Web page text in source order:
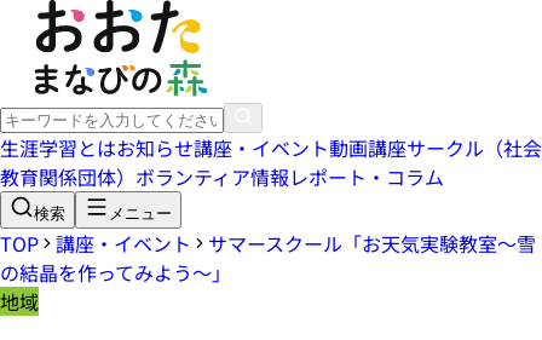
生涯学習とはお知らせ講座・イベント動画講座サークル（社会
教育関係団体） ボランティア情報レポート・コラム
検索 メニュー
TOP 講座・イベント
サマースクール「お天気実験教室～雪
の結晶を作ってみよう～」
地域